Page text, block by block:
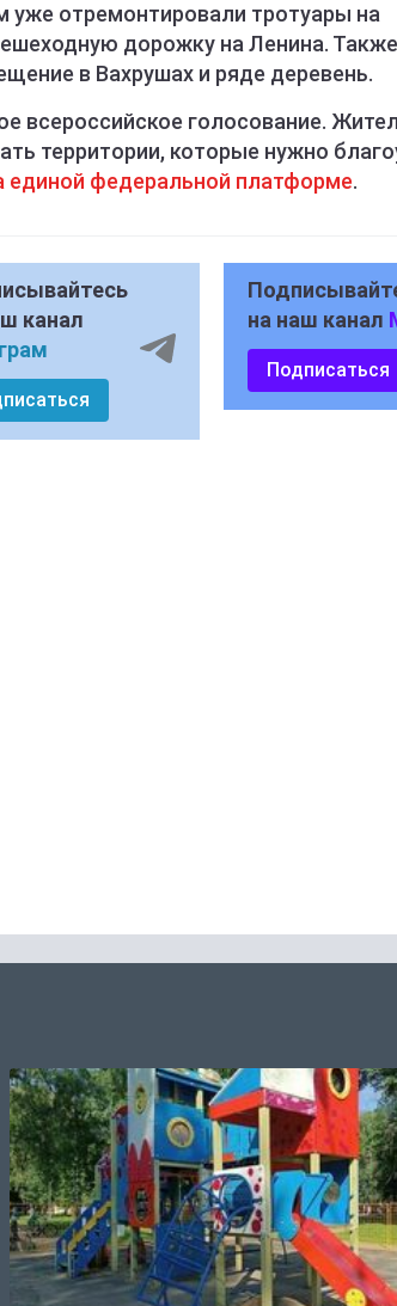
уже отремонтировали тротуары на
дорожку на Ленина.
в Вахрушах и ряде деревень.
всероссийское голосование.
территории, которые нужно
единой федеральной платформе.
канал
на наш канал
Подписаться